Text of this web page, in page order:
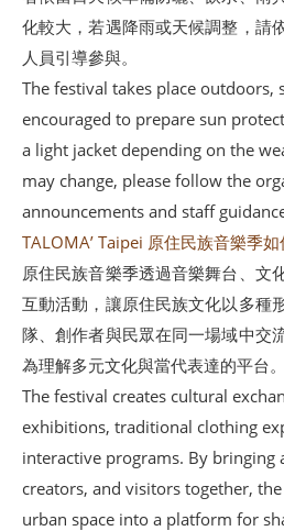
化較大，若遇降雨或天候調整，請
人員引導參與。
The festival takes place outdoors,
encouraged to prepare sun
a light jacket depending on the
may change, please follow the
announcements and staff
TALOMA’ Taipei 原住民族音樂季
原住民族音樂季透過音樂舞台、文
互動活動，讓原住民族文化以多種
隊、創作者與民眾在同一場域中交
為理解多元文化與當代表達的平台。
The festival creates cultural
exhibitions, traditional clothing
interactive programs. By bringing
creators, and visitors together,
urban space into a platform for